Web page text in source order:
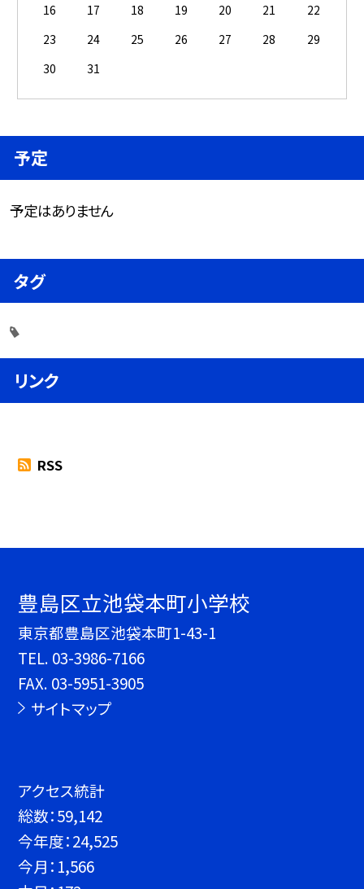
16
17 18 19 20 21
22
23
24 25 26 27 28
29
30
31
予定
予定はありません
タグ
リンク
RSS
豊島区立池袋本町小学校
東京都豊島区池袋本町1-43-1
TEL. 03-3986-7166
FAX. 03-5951-3905
サイトマップ
アクセス統計
総数：59,142
今年度：24,525
今月： 1,566